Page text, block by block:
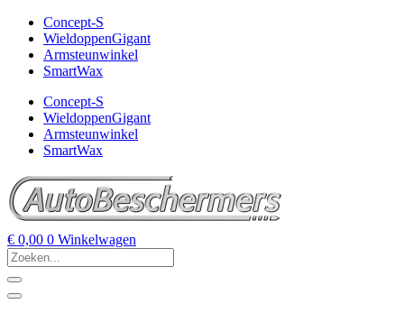
Concept-S
WieldoppenGigant
Armsteunwinkel
SmartWax
Concept-S
WieldoppenGigant
Armsteunwinkel
SmartWax
€ 0,00 0 Winkelwagen